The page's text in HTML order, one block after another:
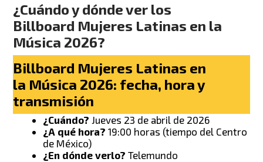
¿Cuándo y dónde ver los
Billboard Mujeres Latinas en la
Música 2026?
Billboard Mujeres Latinas en
la Música 2026: fecha, hora y
transmisión
¿Cuándo? Jueves 23 de abril de 2026
¿A qué hora? 19:00 horas (tiempo del Centro
de México)
¿En dónde verlo? Telemundo